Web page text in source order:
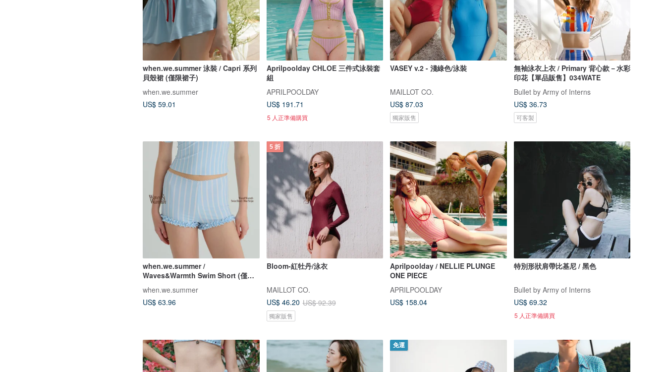
when.we.summer 泳裝 / Capri 系列
貝殼裙 (僅限裙子)
when.we.summer
US$ 59.01
Aprilpoolday CHLOE 三件式泳裝套
組
APRILPOOLDAY
US$ 191.71
5 人正準備購買
VASEY v.2 - 淺綠色/泳裝
MAILLOT CO.
US$ 87.03
獨家販售
無袖泳衣上衣 / Primary 背心款－水彩
印花【單品販售】034WATE
Bullet by Army of Interns
US$ 36.73
可客製
when.we.summer /
Waves&Warmth Swim Short (僅褲
when.we.summer
US$ 63.96
5 折
Bloom-紅牡丹/泳衣
MAILLOT CO.
US$ 46.20 US$ 92.39
獨家販售
Aprilpoolday / NELLIE PLUNGE
ONE PIECE
APRILPOOLDAY
US$ 158.04
特別形狀肩帶比基尼 / 黑色
Bullet by Army of Interns
US$ 69.32
5 人正準備購買
免運